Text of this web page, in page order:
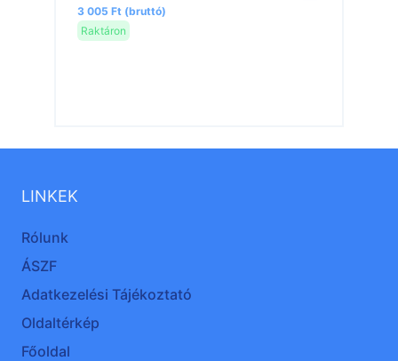
3 005 Ft (bruttó)
Raktáron
LINKEK
Rólunk
ÁSZF
Adatkezelési Tájékoztató
Oldaltérkép
Főoldal